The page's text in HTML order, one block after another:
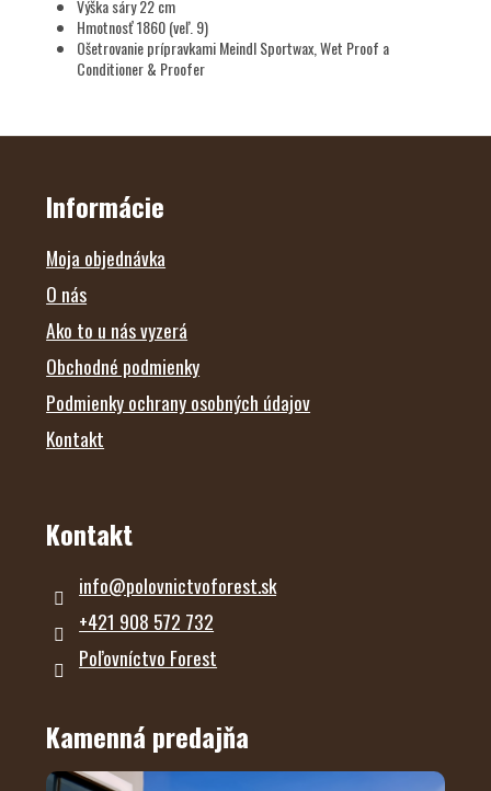
Výška sáry 22 cm
Hmotnosť 1860 (veľ. 9)
Ošetrovanie prípravkami Meindl Sportwax, Wet Proof a
Conditioner & Proofer
Z
Informácie
Moja objednávka
O nás
Ako to u nás vyzerá
Obchodné podmienky
Podmienky ochrany osobných údajov
Kontakt
Kontakt
info@polovnictvoforest.sk
+421 908 572 732
Poľovníctvo Forest
Kamenná predajňa